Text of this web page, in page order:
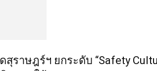
ราษฎร์ฯ ยกระดับ “Safety